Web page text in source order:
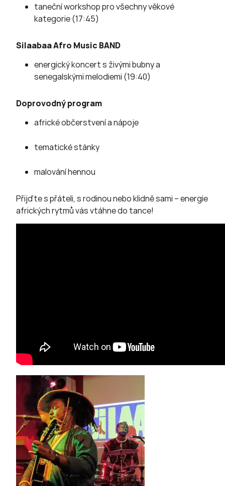
taneční workshop pro všechny věkové
kategorie (17:45)
Silaabaa Afro Music BAND
energický koncert s živými bubny a
senegalskými melodiemi (19:40)
Doprovodný program
africké občerstvení a nápoje
tematické stánky
malování hennou
Přijďte s přáteli, s rodinou nebo klidně sami – energie
afrických rytmů vás vtáhne do tance!